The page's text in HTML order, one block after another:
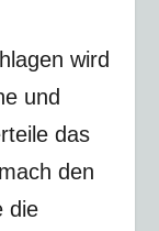
wird
und
das
den
die